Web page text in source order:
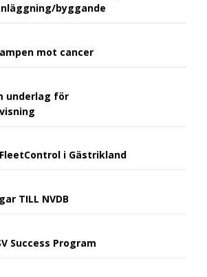
byggande
mot cancer
underlag för
i Gästrikland
TILL NVDB
Success Program